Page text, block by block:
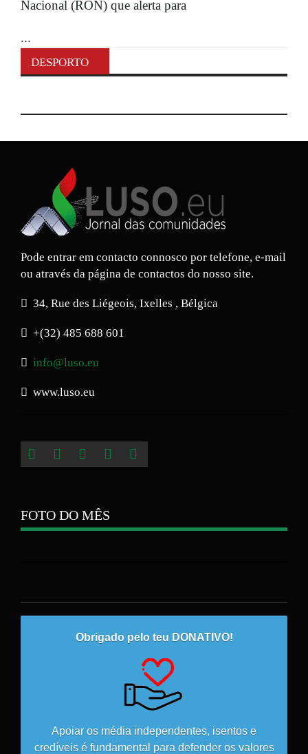
Nacional (RON) que alerta para
...
DESPORTO
Pode entrar em contacto connosco por telefone, e-mail
ou através da página de contactos do nosso site.
34, Rue des Liégeois, Ixelles , Bélgica
+(32) 485 688 601
info@luso.eu
www.luso.eu
FOTO DO MÊS
Obrigado pelo teu DONATIVO!
Apoiar os média independentes, isentos e
credíveis é fundamental para defender os valores